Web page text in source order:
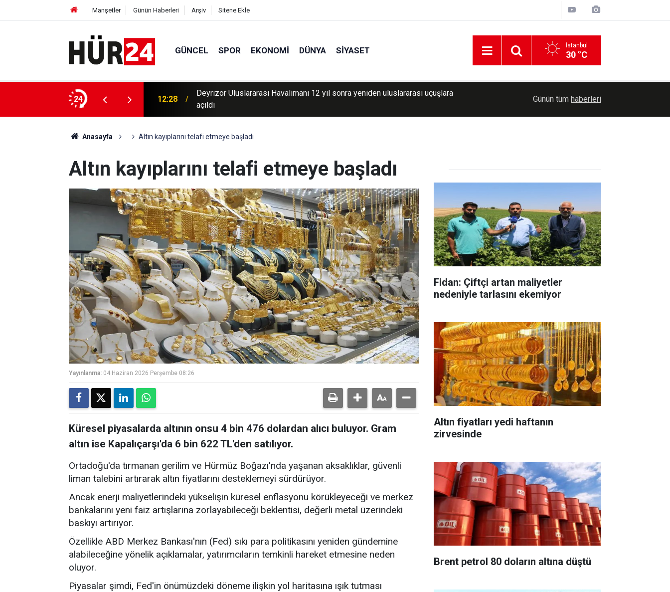
Manşetler Günün Haberleri Arşiv Sitene Ekle
GÜNCEL SPOR EKONOMI DÜNYA SIYASET İstanbul
30 °C
24
zemin hazırlıyor 12:28
Deyrizor Uluslararası Havalimanı 12 yıl sonra yeniden uluslararası uçuşlara
açıldı
Kastamonu merkezli uyuşturucu
Günün tüm haberleri
Anasayfa Altın kayıplarını telafi etmeye başladı
Altın kayıplarını telafi etmeye başladı
Yayınlanma: 04 Haziran 2026 Perşembe 08:26
Küresel piyasalarda altının onsu 4 bin 476 dolardan alıcı buluyor. Gram
altın ise Kapalıçarşı'da 6 bin 622 TL'den satılıyor.
Ortadoğu'da tırmanan gerilim ve Hürmüz Boğazı'nda yaşanan aksaklıklar, güvenli
liman talebini artırarak altın fiyatlarını desteklemeyi sürdürüyor.
Ancak enerji maliyetlerindeki yükselişin küresel enflasyonu körükleyeceği ve merkez
bankalarını yeni faiz artışlarına zorlayabileceği beklentisi, değerli metal üzerindeki
baskıyı artırıyor.
Özellikle ABD Merkez Bankası'nın (Fed) sıkı para politikasını yeniden gündemine
alabileceğine yönelik açıklamalar, yatırımcıların temkinli hareket etmesine neden
oluyor.
Piyasalar şimdi, Fed'in önümüzdeki döneme ilişkin yol haritasına ışık tutması
Fidan: Çiftçi artan maliyetler
nedeniyle tarlasını ekemiyor
Altın fiyatları yedi haftanın
zirvesinde
Brent petrol 80 doların altına düştü